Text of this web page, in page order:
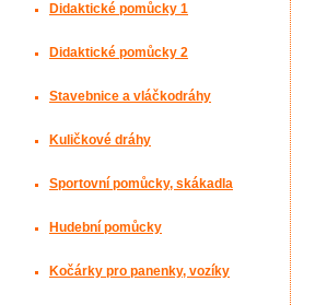
Didaktické pomůcky 1
Didaktické pomůcky 2
Stavebnice a vláčkodráhy
Kuličkové dráhy
Sportovní pomůcky, skákadla
Hudební pomůcky
Kočárky pro panenky, vozíky